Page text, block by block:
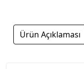
Ürün Açıklaması